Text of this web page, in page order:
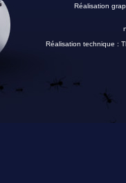
Réalisation
Réalisation technique :